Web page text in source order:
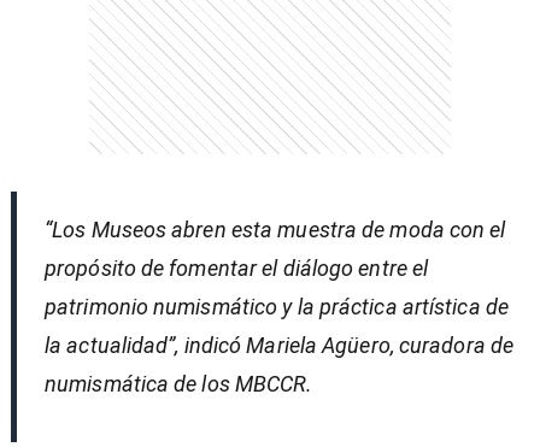
“Los Museos abren esta muestra de moda con el
propósito de fomentar el diálogo entre el
patrimonio numismático y la práctica artística de
la actualidad”, indicó Mariela Agüero, curadora de
numismática de los MBCCR.